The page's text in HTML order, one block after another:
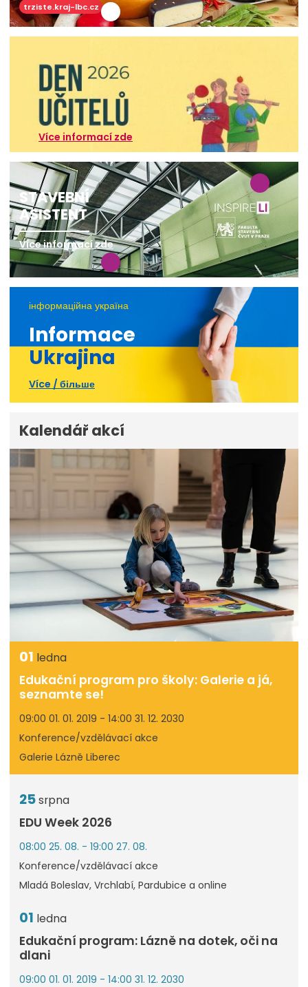
trziste.kraj-lbc.cz
Více informací zde
STAVEBNÍ
ASISTENT
Více informací zde
інформаційна україна
Informace
Ukrajina
Více / більше
Kalendář akcí
01 ledna
Edukační program pro školy: Galerie a já,
seznamte se!
09:00 01. 01. 2019 - 14:00 31. 12. 2030
Konference/vzdělávací akce
Galerie Lázně Liberec
25srpna
EDU Week 2026
08:00 25. 08. - 19:00 27. 08.
Konference/vzdělávací akce
Mladá Boleslav, Vrchlabí, Pardubice a online
01 ledna
Edukační program: Lázně na dotek, oči na
dlani
09:00 01. 01. 2019 - 14:00 31. 12. 2030